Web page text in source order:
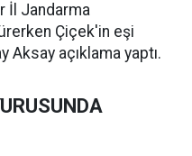
İl Jandarma
Çiçek'in eşi
Aksay açıklama yaptı.